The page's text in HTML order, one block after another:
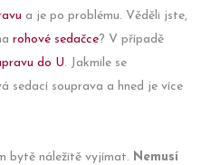
a je po problému. Věděli jste,
rohové sedačce? V případě
do U. Jakmile se
sedací souprava a hned je více
bytě náležitě vyjímat. Nemusí